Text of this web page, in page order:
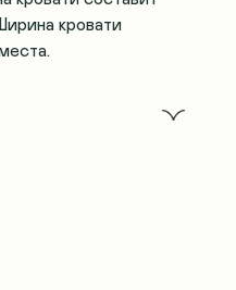
кровати